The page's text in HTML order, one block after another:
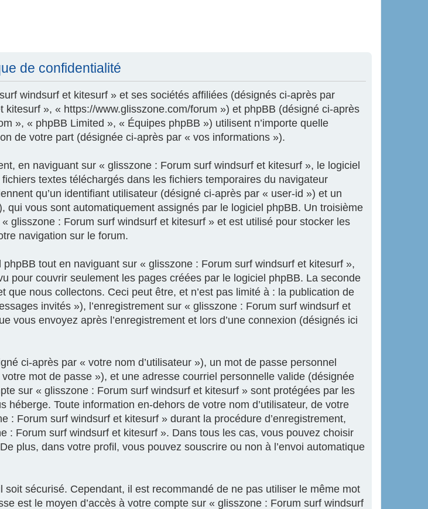
de confidentialité
windsurf et kitesurf » et ses sociétés affiliées (désignés ci-après par
», « https://www.glisszone.com/forum ») et phpBB (désigné ci-après
», « phpBB Limited », « Équipes phpBB ») utilisent n’importe quelle
de votre part (désignée ci-après par « vos informations »).
en naviguant sur « glisszone : Forum surf windsurf et kitesurf », le logiciel
textes téléchargés dans les fichiers temporaires du navigateur
qu’un identifiant utilisateur (désigné ci-après par « user-id ») et un
vous sont automatiquement assignés par le logiciel phpBB. Un troisième
glisszone : Forum surf windsurf et kitesurf » et est utilisé pour stocker les
navigation sur le forum.
tout en naviguant sur « glisszone : Forum surf windsurf et kitesurf »,
pour couvrir seulement les pages créées par le logiciel phpBB. La seconde
nous collectons. Ceci peut être, et n’est pas limité à : la publication de
invités »), l’enregistrement sur « glisszone : Forum surf windsurf et
vous envoyez après l’enregistrement et lors d’une connexion (désignés ici
ci-après par « votre nom d’utilisateur »), un mot de passe personnel
mot de passe »), et une adresse courriel personnelle valide (désignée
sur « glisszone : Forum surf windsurf et kitesurf » sont protégées par les
Toute information en-dehors de votre nom d’utilisateur, de votre
: Forum surf windsurf et kitesurf » durant la procédure d’enregistrement,
: Forum surf windsurf et kitesurf ». Dans tous les cas, vous pouvez choisir
plus, dans votre profil, vous pouvez souscrire ou non à l’envoi automatique
sécurisé. Cependant, il est recommandé de ne pas utiliser le même mot
est le moyen d’accès à votre compte sur « glisszone : Forum surf windsurf